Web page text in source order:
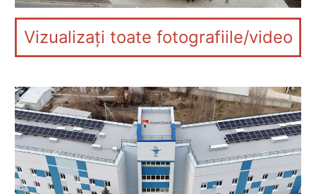
Vizualizați toate fotografiile/video